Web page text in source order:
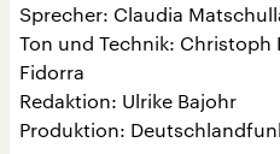
Sprecher: Claudia
Ton und Technik: Christoph
Fidorra
Redaktion: Ulrike Bajohr
Produktion: